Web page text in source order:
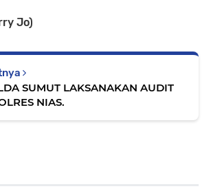
Jo)
SUMUT LAKSANAKAN AUDIT
NIAS.